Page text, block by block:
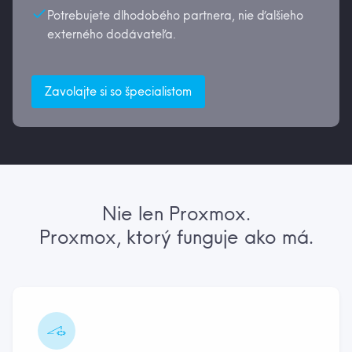
Potrebujete dlhodobého partnera, nie ďalšieho
externého dodávateľa.
Zavolajte si so špecialistom
Nie len Proxmox.
Proxmox, ktorý funguje ako má.